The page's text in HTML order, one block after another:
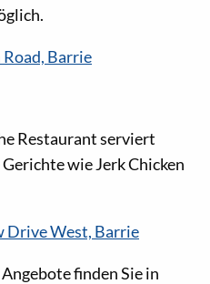
Barrie
Restaurant serviert
wie Jerk Chicken
Drive West, Barrie
finden Sie in